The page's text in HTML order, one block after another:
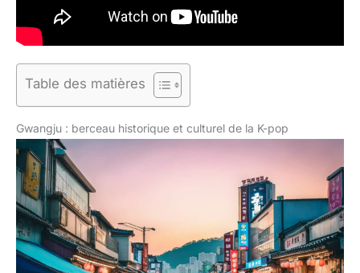
Table des matières
Gwangju : berceau historique et culturel de la K-pop